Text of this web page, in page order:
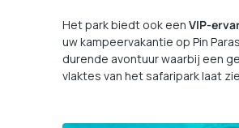
Het park biedt ook een VIP-
uw kampeervakantie op Pin
durende avontuur waarbij een
vlaktes van het safaripark laat